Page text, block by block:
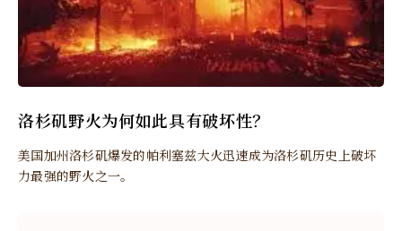
洛杉矶野火为何如此具有破坏性？
美国加州洛杉矶爆发的帕利塞兹大火迅速成为洛杉矶历史上破坏
力最强的野火之一。